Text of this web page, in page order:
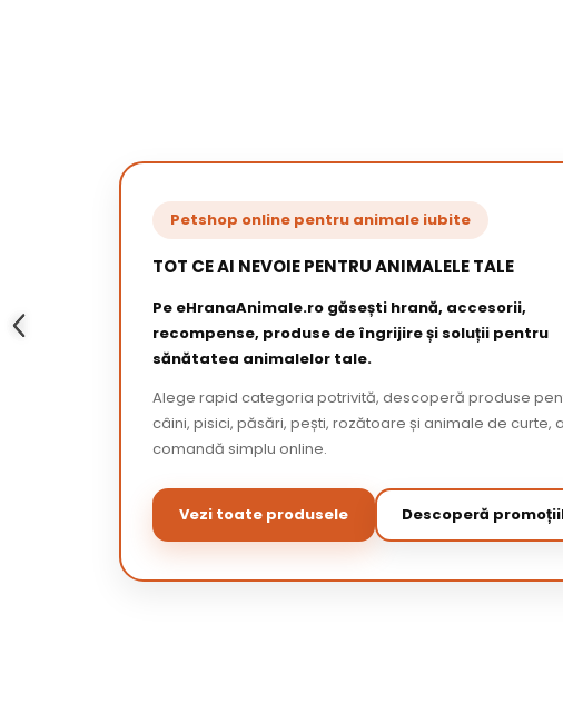
Petshop online pentru animale iubite
TOT CE AI NEVOIE PENTRU ANIMALELE TALE
Pe eHranaAnimale.ro găsești hrană, accesorii,
recompense, produse de îngrijire și soluții pentru
sănătatea animalelor tale.
Alege rapid categoria potrivită, descoperă produse
câini, pisici, păsări, pești, rozătoare și animale de curte,
comandă simplu online.
Vezi toate produsele Descoperă